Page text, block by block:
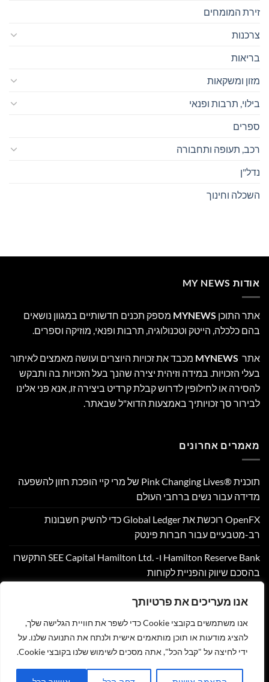
אנו מעריכים את פרטיותך
אנו משתמשים בקובצי Cookie כדי לשפר את חוויית הגלישה שלך,
להציג מודעות או תוכן מותאמים אישית ולנתח את התנועה שלנו. על
ידי לחיצה על "קבל הכל", אתה מסכים לשימוש שלנו בקובצי Cookie.
זירת המומחים
צרכנות
בריאות
מזון ומשקאות
בילוי, תרבות ופנאי
ספרים
רכב, תעופה ותחבורה
נדל"ן
השכלה וחינוך
אודות MY NEWS
אתר התוכן MYNEWS מספק תכנים חדשותיים במגוון נושאים
בהם כלכלה, הייטק וטכנולוגיה, תרבות ופנאי, מוזיקה וספרים.
אתר MYNEWS מכבד את זכויות היוצרים ועושה מאמצים לאיתור
בעלי הזכויות. במידה וזיהית יצירה שהנך בעל הזכויות בה ותבקש
להסירה או לחילופין לדרוש קבלת קרדיט ביצירה זו, אנא פני אלינו
לבירור סך זכויותיך באמצעות הדוא"ל שבאתר.
מאמרים אחרונים
תוכנית Pink Changing Lives®‎ של מרי קיי הופכת חזון להשפעה
מדידה עבור נשים ברחבי העולם
OpenFX רוכשת את Global Ledger כדי להשיק חשבונות
רב-מטבעיים עבור חברות פינטק
Hamilton Reserve Bank ו- SEE Capital Hamilton Ltd.‎ התקשרו
בהסכם שיווק והפניית לקוחות
Corpay Cross-Border מונתה לשותפת המט"ח הרשמית של
Ultimate Sevens